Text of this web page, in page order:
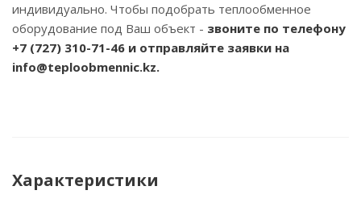
индивидуально. Чтобы подобрать теплообменное
оборудование под Ваш объект - звоните по телефону
+7 (727) 310-71-46 и отправляйте заявки на
info@teploobmennic.kz.
Характеристики